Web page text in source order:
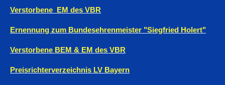
Verstorbene EM des VBR
Ernennung zum Bundesehrenmeister "Siegfried Holert"
Verstorbene BEM & EM des VBR
Preisrichterverzeichnis LV Bayern